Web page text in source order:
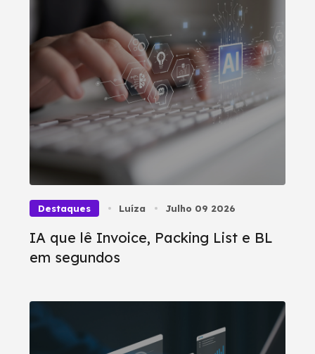
Destaques Luíza Julho 09 2026
IA que lê Invoice, Packing List e BL
em segundos